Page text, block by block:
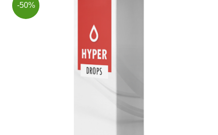
-50%